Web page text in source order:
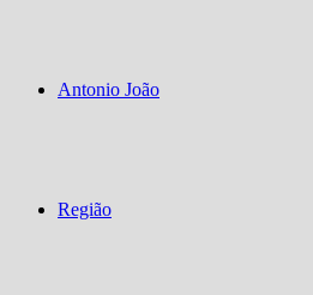
Antonio João
Região